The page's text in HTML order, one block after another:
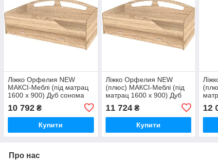
Ліжко Орфелия NEW
МАКСІ-Меблі (під матрац
1600 х 900) Дуб сонома
10 792 ₴
Купити
Ліжко Орфелия NEW
(плюс) МАКСІ-Меблі (під
матрац 1600 х 900) Дуб
11 724₴
Купити
12
Про нас